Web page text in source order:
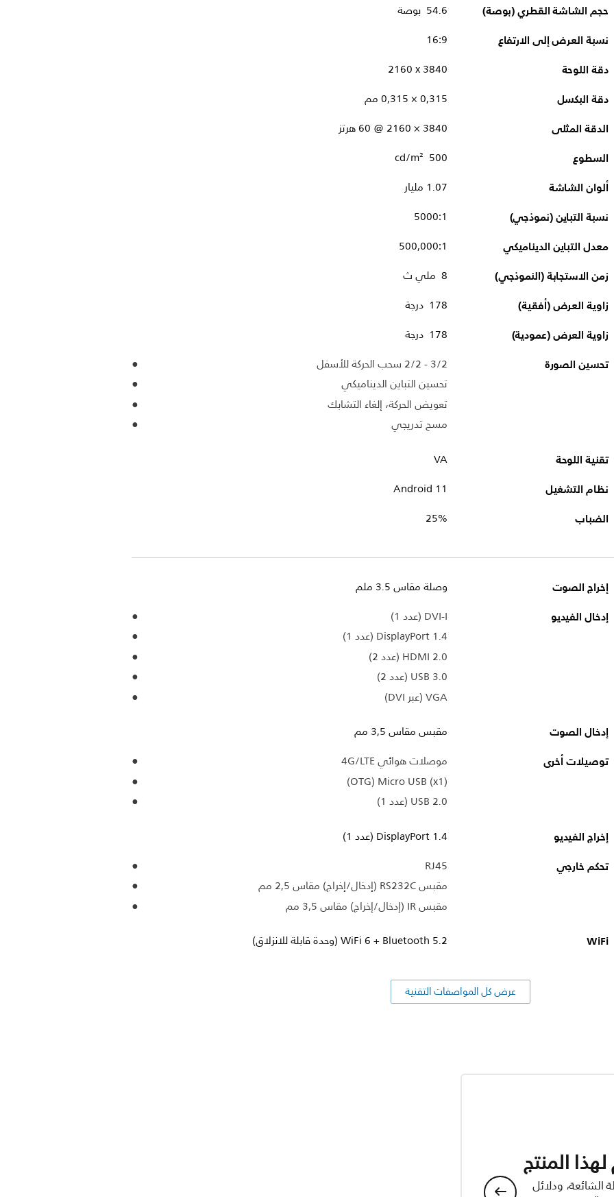
حجم الشاشة القطري (بوصة) 54.6 بوصة
نسبة العرض إلى الارتفاع 16:9
دقة اللوحة 3840 x‏ 2160
دقة البكسل 0,315 × 0,315 مم
الدقة المثلى 3840‏ × 2160 @ 60 هرتز
السطوع 500 cd/m²
ألوان الشاشة 1.07 مليار
نسبة التباين (نموذجي) 5000:1
معدل التباين الديناميكي 500,000:1
زمن الاستجابة (النموذجي) 8 ملي ث
زاوية العرض (أفقية) 178 درجة
زاوية العرض (عمودية) 178 درجة
تحسين الصورة
3/2 - 2/2 سحب الحركة للأسفل
تحسين التباين الديناميكي
تعويض الحركة، إلغاء التشابك
مسح تدريجي
تقنية اللوحة VA
نظام التشغيل Android 11
الضباب 25%
إخراج الصوت وصلة مقاس 3.5 ملم
إدخال الفيديو
DVI-I (عدد 1)
DisplayPort 1.4 (عدد 1)
HDMI 2.0 ‏(عدد 2)
USB 3.0 ‏(عدد 2)
VGA (عبر DVI)
إدخال الصوت مقبس مقاس 3,5 مم
توصيلات أخرى
موصلات هوائي 4G/LTE
Micro USB (x1)‎ ‏(OTG)
USB 2.0 ‏(عدد 1)
إخراج الفيديو DisplayPort 1.4 (عدد 1)
تحكم خارجي
RJ45
مقبس RS232C (إدخال/إخراج) مقاس 2,5 مم
مقبس IR (إدخال/إخراج) مقاس 3,5 مم
WiFi WiFi 6 + Bluetooth 5.2 (وحدة قابلة للانزلاق)
عرض كل المواصفات التقنية
المنتج
الشائعة، ودلائل